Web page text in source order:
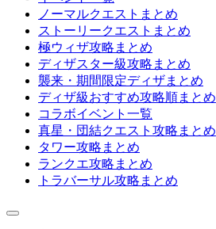
ノーマルクエストまとめ
ストーリークエストまとめ
極ウィザ攻略まとめ
ディザスター級攻略まとめ
襲来・期間限定ディザまとめ
ディザ級おすすめ攻略順まとめ
コラボイベント一覧
真星・団結クエスト攻略まとめ
タワー攻略まとめ
ランクエ攻略まとめ
トラバーサル攻略まとめ